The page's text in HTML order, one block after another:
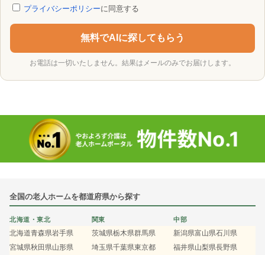
プライバシーポリシーに同意する
無料でAIに探してもらう
お電話は一切いたしません。結果はメールのみでお届けします。
全国の老人ホームを都道府県から探す
北海道・東北
北海道青森県岩手県
宮城県秋田県山形県
関東
茨城県栃木県群馬県
埼玉県千葉県東京都
中部
新潟県富山県石川県
福井県山梨県長野県